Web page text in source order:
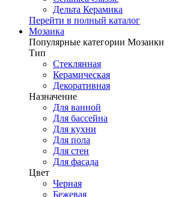
Дельта Керамика
Перейти в полный каталог
Мозаика
Популярные категории Мозаики
Тип
Стеклянная
Керамическая
Декоративная
Назначение
Для ванной
Для бассейна
Для кухни
Для пола
Для стен
Для фасада
Цвет
Черная
Бежевая